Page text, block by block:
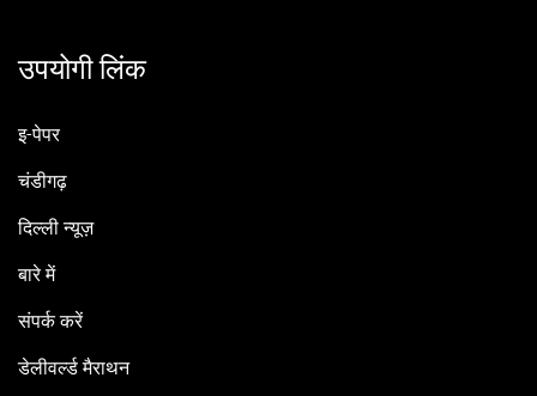
उपयोगी लिंक
इ-पेपर
चंडीगढ़
दिल्ली न्यूज़
बारे में
संपर्क करें
डेलीवर्ल्ड मैराथन